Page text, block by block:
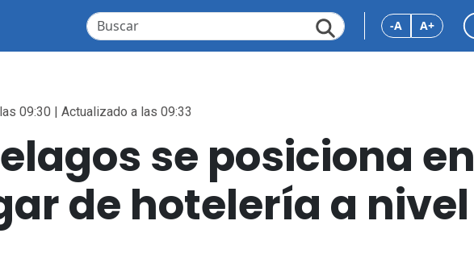
-A A+
09:30 | Actualizado a las 09:33
se posiciona en
de hotelería a nivel